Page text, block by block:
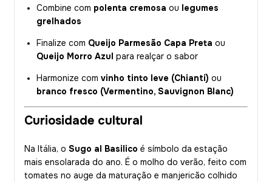
Combine com polenta cremosa ou legumes
grelhados
Finalize com Queijo Parmesão Capa Preta ou
Queijo Morro Azul para realçar o sabor
Harmonize com vinho tinto leve (Chianti) ou
branco fresco (Vermentino, Sauvignon Blanc)
Curiosidade cultural
Na Itália, o Sugo al Basilico é símbolo da estação
mais ensolarada do ano. É o molho do verão, feito com
tomates no auge da maturação e manjericão colhido